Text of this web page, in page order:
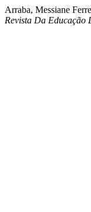
Arraba, Messiane
Revista Da Educação